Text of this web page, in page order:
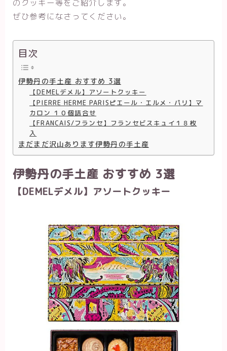
のクッキー等をご紹介します。
ぜひ参考になさってください。
目次
伊勢丹の手土産 おすすめ 3選
【DEMELデメル】アソートクッキー
【PIERRE HERME PARISピエール・エルメ・パリ】マ
カロン １０個詰合せ
【FRANCAIS/フランセ】フランセビスキュイ１８枚
入
まだまだ沢山あります伊勢丹の手土産
伊勢丹の手土産 おすすめ 3選
【DEMELデメル】アソートクッキー